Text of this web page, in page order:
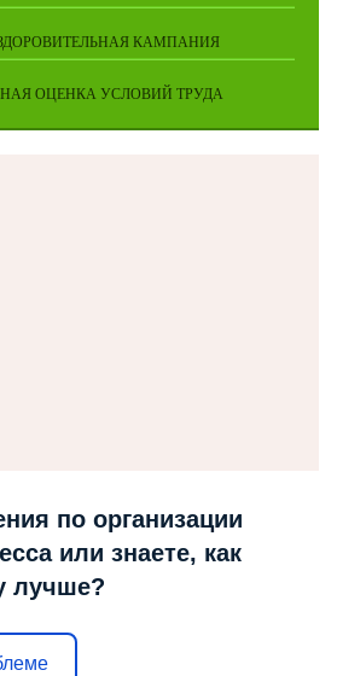
КАМПАНИЯ
ОЦЕНКА УСЛОВИЙ ТРУДА
по организации
или знаете, как
лучше?